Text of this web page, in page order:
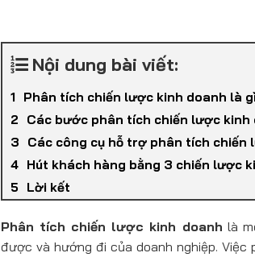
Nội dung bài viết:
Phân tích chiến lược kinh doanh là
Các bước phân tích chiến lược kinh
Các công cụ hỗ trợ phân tích chiến
Hút khách hàng bằng 3 chiến lược
Lời kết
Phân tích chiến lược kinh doanh là
được và hướng đi của doanh nghiệp.